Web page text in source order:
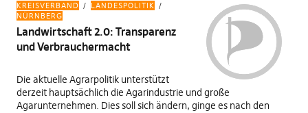
KREISVERBAND
LANDESPOLITIK
NÜRNBERG
Landwirtschaft 2.0: Transparenz
und Verbrauchermacht
Die aktuelle Agrarpolitik unterstützt
derzeit hauptsächlich die Agarindustrie und große
Agarunternehmen. Dies soll sich ändern, ginge es nach den